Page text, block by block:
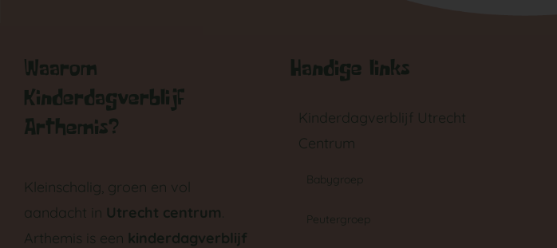
Waarom
Kinderdagverblijf
Arthemis?
Kleinschalig, groen en vol
aandacht in Utrecht centrum.
Arthemis is een kinderdagverblijf
Handige links
Kinderdagverblijf Utrecht
Centrum
Babygroep
Peutergroep